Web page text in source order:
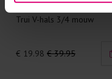
FreeQuent
Trui V-hals 3/4 mouw
€ 19.98 € 39.95